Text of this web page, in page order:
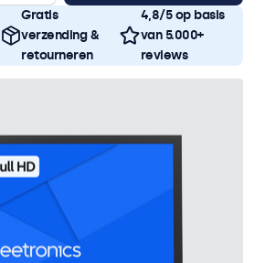
Gratis
verzending &
retourneren
4,8/5 op basis
van 5.000+
reviews